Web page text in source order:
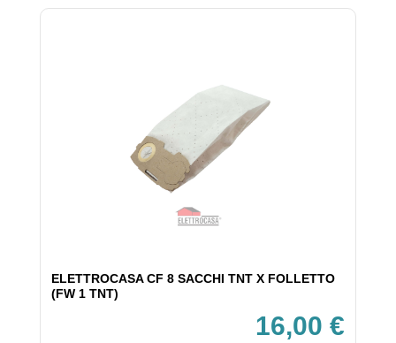
ELETTROCASA CF 8 SACCHI TNT X FOLLETTO
(FW 1 TNT)
16,00 €